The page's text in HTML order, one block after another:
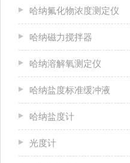
哈纳氟化物浓度测定仪
哈纳磁力搅拌器
哈纳溶解氧测定仪
哈纳盐度标准缓冲液
哈纳盐度计
光度计